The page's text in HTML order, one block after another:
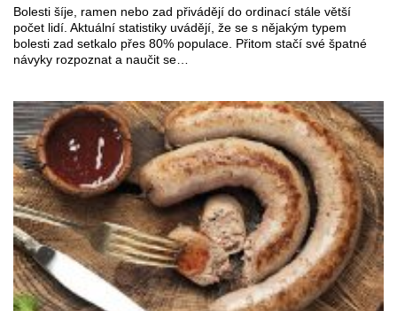
Bolesti šíje, ramen nebo zad přivádějí do ordinací stále větší
počet lidí. Aktuální statistiky uvádějí, že se s nějakým typem
bolesti zad setkalo přes 80% populace. Přitom stačí své špatné
návyky rozpoznat a naučit se…